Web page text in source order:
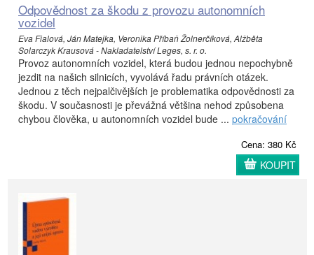
Odpovědnost za škodu z provozu autonomních
vozidel
Eva Fialová, Ján Matejka, Veronika Příbaň Žolnerčíková, Alžběta
Solarczyk Krausová - Nakladatelství Leges, s. r. o.
Provoz autonomních vozidel, která budou jednou nepochybně
jezdit na našich silnicích, vyvolává řadu právních otázek.
Jednou z těch nejpalčivějších je problematika odpovědnosti za
škodu. V současnosti je převážná většina nehod způsobena
chybou člověka, u autonomních vozidel bude ... pokračování
Cena: 380 Kč
KOUPIT